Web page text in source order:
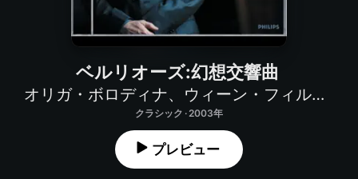
ベルリオーズ:幻想交響曲
オリガ・ボロディナ、 ウィーン・フィルハーモニー管弦楽団
クラシック · 2003年
プレビュー